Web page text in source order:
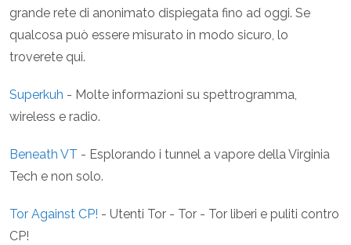
grande rete di anonimato dispiegata fino ad oggi. Se
qualcosa può essere misurato in modo sicuro, lo
troverete qui.
Superkuh - Molte informazioni su spettrogramma,
wireless e radio.
Beneath VT - Esplorando i tunnel a vapore della Virginia
Tech e non solo.
Tor Against CP! - Utenti Tor - Tor - Tor liberi e puliti contro
CP!